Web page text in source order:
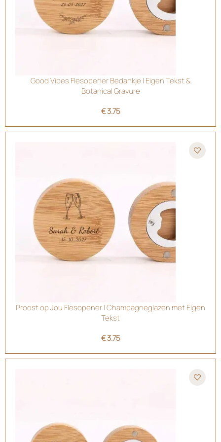
Good Vibes Flesopener Bedankje | Eigen Tekst &
Botanical Gravure
€3.75
Proost op Jou Flesopener | Champagneglazen met Eigen
Tekst
€3.75